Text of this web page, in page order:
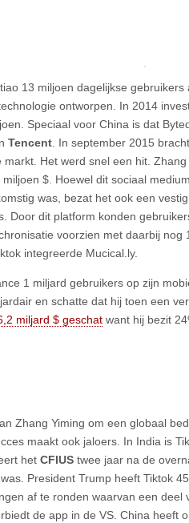
13 miljoen dagelijkse
ontworpen. In 2014
Speciaal voor China is dat
Tencent . In september 2015
markt. Het werd snel een hit.
$. Hoewel dit sociaal
was, bezat het ook een
Door dit platform konden
voorzien met daarbij
integreerde Mucical.ly.
1 miljard gebruikers op zijn
en schatte dat hij toen een
miljard $ geschat want hij bezit
Zhang Yiming om een globaal
maakt ook jaloers. In India is
het CFIUS twee jaar na de
President Trump heeft Tiktok
af te ronden waarvan een deel
de app in de VS. China heeft